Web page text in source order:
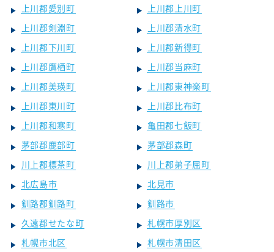
上川郡愛別町
上川郡上川町
上川郡剣淵町
上川郡清水町
上川郡下川町
上川郡新得町
上川郡鷹栖町
上川郡当麻町
上川郡美瑛町
上川郡東神楽町
上川郡東川町
上川郡比布町
上川郡和寒町
亀田郡七飯町
茅部郡鹿部町
茅部郡森町
川上郡標茶町
川上郡弟子屈町
北広島市
北見市
釧路郡釧路町
釧路市
久遠郡せたな町
札幌市厚別区
札幌市北区
札幌市清田区